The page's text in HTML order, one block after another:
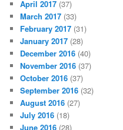
April 2017 (37)
March 2017 (33)
February 2017 (31)
January 2017 (28)
December 2016 (40)
November 2016 (37)
October 2016 (37)
September 2016 (32)
August 2016 (27)
July 2016 (18)
June 2016 (28)